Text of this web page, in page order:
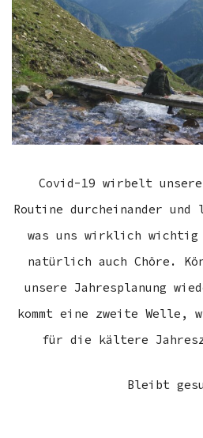
Covid-19 wirbelt
Routine durcheinander
was uns wirklich
natürlich auch Chöre.
unsere Jahresplanung
kommt eine zweite Welle,
für die kältere
Bleibt